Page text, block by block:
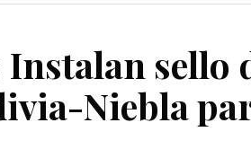
sello
Niebla